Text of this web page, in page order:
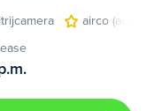
airco